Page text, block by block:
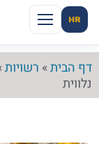
HR
דף הבית» רשויות
נלווית